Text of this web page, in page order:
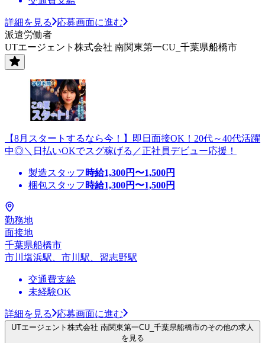
詳細を見る
応募画面に進む
派遣労働者
UTエージェント株式会社 南関東第一CU_千葉県船橋市
【8月スタートするなら今！】即日面接OK！20代～40代活躍
中◎＼日払いOKでスグ稼げる／正社員デビュー応援！
製造スタッフ 時給1,300円〜1,500円
梱包スタッフ 時給1,300円〜1,500円
勤務地
面接地
千葉県船橋市
市川塩浜駅、市川駅、習志野駅
交通費支給
未経験OK
詳細を見る 応募画面に進む
UTエージェント株式会社 南関東第一CU_千葉県船橋市のその他の求人
を見る